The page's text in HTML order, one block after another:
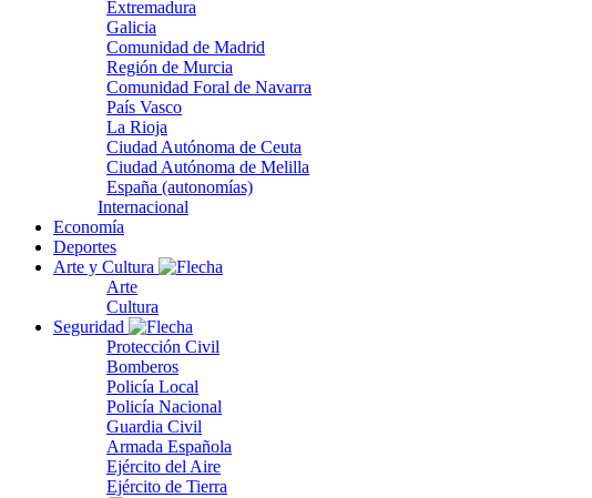
Extremadura
Galicia
Comunidad de Madrid
Región de Murcia
Comunidad Foral de Navarra
País Vasco
La Rioja
Ciudad Autónoma de Ceuta
Ciudad Autónoma de Melilla
España (autonomías)
Internacional
Economía
Deportes
Arte y Cultura
Arte
Cultura
Seguridad
Protección Civil
Bomberos
Policía Local
Policía Nacional
Guardia Civil
Armada Española
Ejército del Aire
Ejército de Tierra